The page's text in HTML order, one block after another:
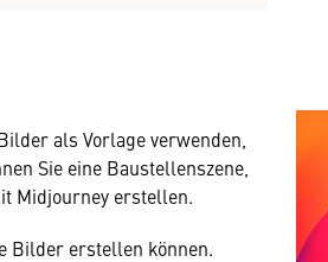
als Vorlage verwenden,
Sie eine Baustellenszene,
Midjourney erstellen.
Bilder erstellen können.
benötigen wir
austauscht.